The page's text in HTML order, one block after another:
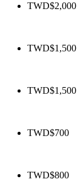
TWD$2,000
TWD$1,500
TWD$1,500
TWD$700
TWD$800